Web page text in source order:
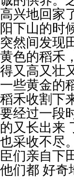
兴地回家
下山的时
然间发现
色的稻禾
又高又壮
些黄金的
禾收割下
经过一段
又长出来
采收不尽
们亲自下
们都 好奇